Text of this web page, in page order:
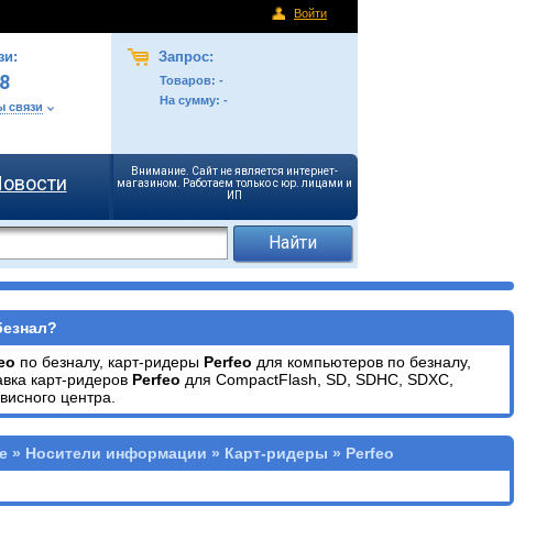
Войти
связи
Запрос:
Товаров: -
На сумму: -
Внимание. Сайт не является интернет-
магазином. Работаем только с юр. лицами и
ИП
по безналу, карт-ридеры Perfeo для компьютеров по безналу,
карт-ридеров Perfeo для CompactFlash, SD, SDHC, SDXC,
центра.
» Носители информации » Карт-ридеры » Perfeo